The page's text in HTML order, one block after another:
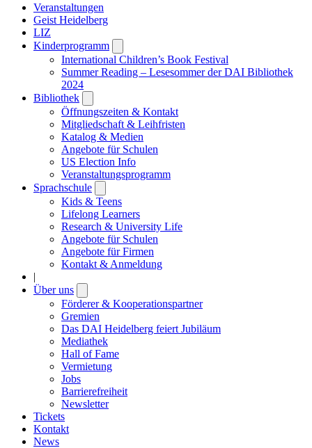
Veranstaltungen
Geist Heidelberg
LIZ
Kinderprogramm
submenu
International Children’s Book Festival
Summer Reading – Lesesommer der DAI Bibliothek
2024
Bibliothek
submenu
Öffnungszeiten & Kontakt
Mitgliedschaft & Leihfristen
Katalog & Medien
Angebote für Schulen
US Election Info
Veranstaltungsprogramm
Sprachschule
submenu
Kids & Teens
Lifelong Learners
Research & University Life
Angebote für Schulen
Angebote für Firmen
Kontakt & Anmeldung
|
Über uns
submenu
Förderer & Kooperationspartner
Gremien
Das DAI Heidelberg feiert Jubiläum
Mediathek
Hall of Fame
Vermietung
Jobs
Barrierefreiheit
Newsletter
Tickets
Kontakt
News